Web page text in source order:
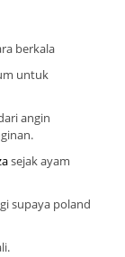
berkala
untuk
angin
sejak ayam
supaya poland